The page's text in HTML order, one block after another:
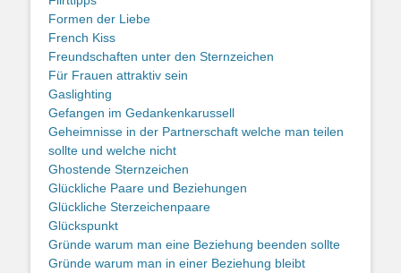
Formen der Liebe
French Kiss
Freundschaften unter den Sternzeichen
Für Frauen attraktiv sein
Gaslighting
Gefangen im Gedankenkarussell
Geheimnisse in der Partnerschaft welche man teilen
sollte und welche nicht
Ghostende Sternzeichen
Glückliche Paare und Beziehungen
Glückliche Sterzeichenpaare
Glückspunkt
Gründe warum man eine Beziehung beenden sollte
Gründe warum man in einer Beziehung bleibt